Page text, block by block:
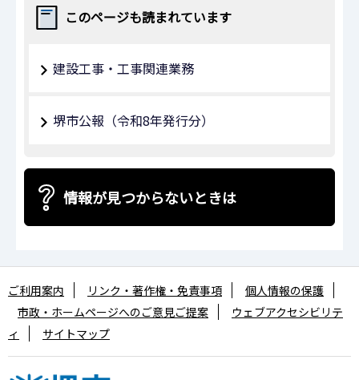
このページも読まれています
建設工事・工事関連業務
堺市公報（令和8年発行分）
情報が見つからないときは
ご利用案内 リンク・著作権・免責事項
個人情報の保護
市政・ホームページへのご意見ご提案
ウェブアクセシビリテ
ィ
サイトマップ